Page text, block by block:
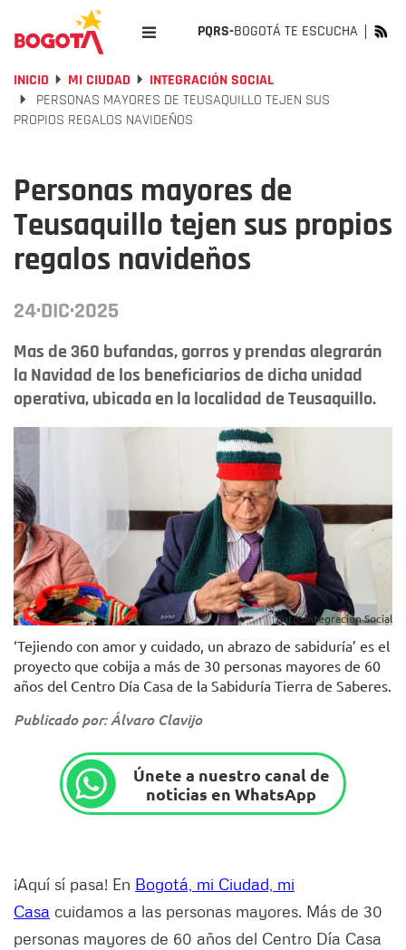
PQRS-BOGOTÁ TE ESCUCHA
INICIO MI CIUDAD
INTEGRACIÓN SOCIAL
PERSONAS MAYORES DE TEUSAQUILLO TEJEN SUS
PROPIOS REGALOS NAVIDEÑOS
Personas mayores de
Teusaquillo tejen sus propios
regalos navideños
24·DIC·2025
Mas de 360 bufandas, gorros y prendas alegrarán
la Navidad de los beneficiarios de dicha unidad
operativa, ubicada en la localidad de Teusaquillo.
Foto: Integración Social
‘Tejiendo con amor y cuidado, un abrazo de sabiduría’ es el
proyecto que cobija a más de 30 personas mayores de 60
años del Centro Día Casa de la Sabiduría Tierra de Saberes.
Publicado por: Álvaro Clavijo
Únete a nuestro canal de
noticias en WhatsApp
¡Aquí sí pasa! En Bogotá, mi Ciudad, mi
Casa cuidamos a las personas mayores. Más de 30
personas mayores de 60 años del Centro Día Casa